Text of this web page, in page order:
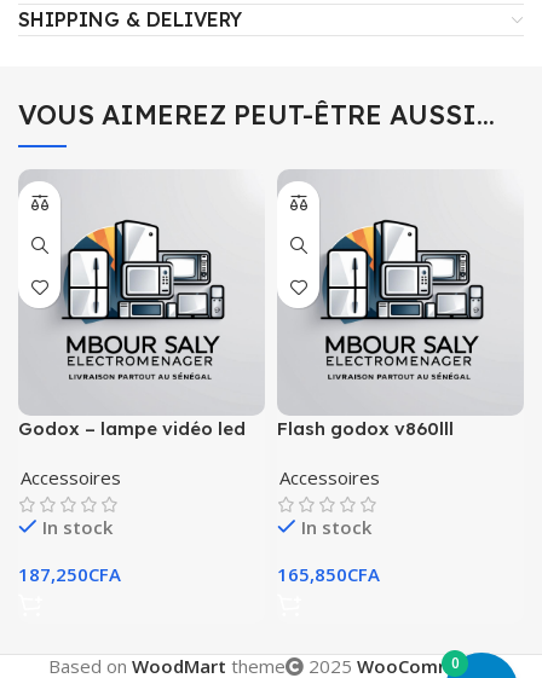
SHIPPING & DELIVERY
VOUS AIMEREZ PEUT-ÊTRE AUSSI…
Godox – lampe vidéo led
Accessoires
In stock
187,250CFA
Flash godox v860lll
Accessoires
In stock
165,850CFA
Based on WoodMart theme 2025 WooCommerce
0